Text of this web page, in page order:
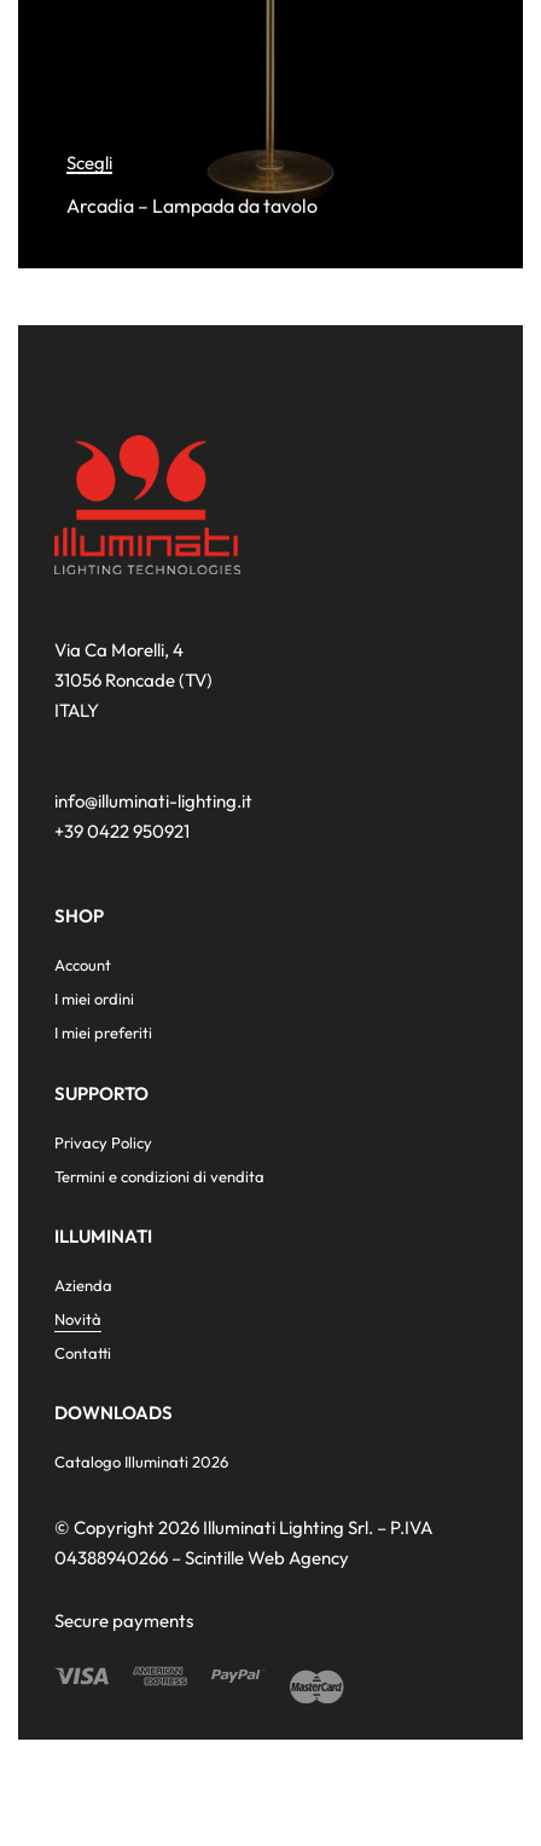
Scegli
Arcadia – Lampada da tavolo
Via Ca Morelli, 4
31056 Roncade (TV)
ITALY
info@illuminati-lighting.it
+39 0422 950921
SHOP
Account
I miei ordini
I miei preferiti
SUPPORTO
Privacy Policy
Termini e condizioni di vendita
ILLUMINATI
Azienda
Novità
Contatti
DOWNLOADS
Catalogo Illuminati 2026
© Copyright 2026 Illuminati Lighting Srl. – P.IVA
04388940266 –Scintille Web Agency
Secure payments